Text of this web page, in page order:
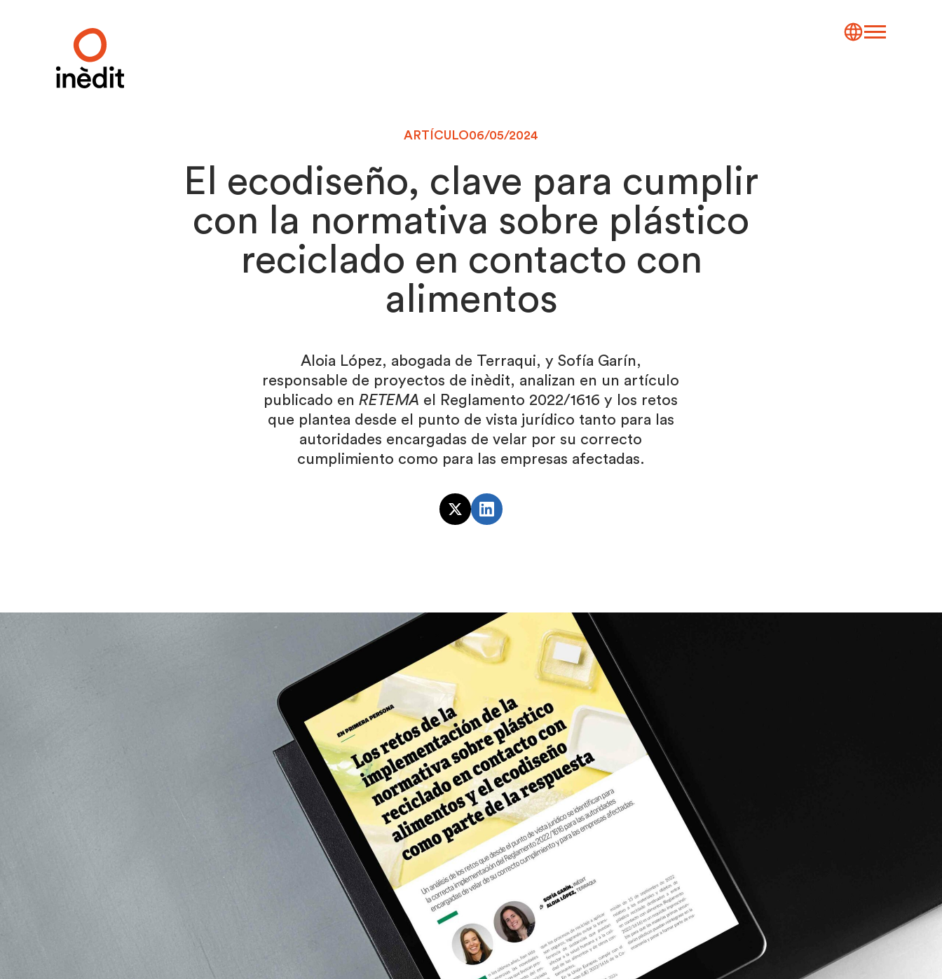
ARTÍCULO06/05/2024
El ecodiseño, clave para cumplir
con la normativa sobre plástico
reciclado en contacto con
alimentos
Aloia López, abogada de Terraqui, y Sofía Garín,
responsable de proyectos de inèdit, analizan en un artículo
publicado enRETEMA el Reglamento 2022/1616 y los retos
que plantea desde el punto de vista jurídico tanto para las
autoridades encargadas de velar por su correcto
cumplimiento como para las empresas afectadas.